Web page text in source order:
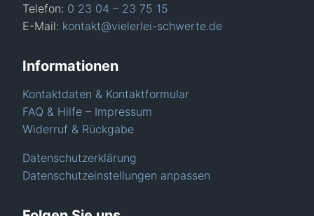
Telefon: 0 23 04 – 23 75 15
E-Mail: kontakt@vielerlei-schwerte.de
Informationen
Kontaktdaten & Kontaktformular
FAQ & Hilfe – Impressum
Widerruf & Rückgabe
Datenschutzerklärung
Datenschutzeinstellungen anpassen